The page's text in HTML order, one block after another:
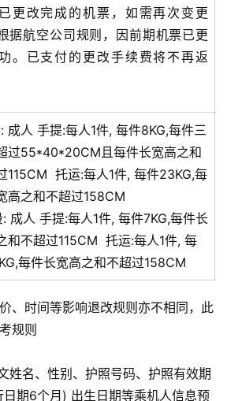
更改完成的机票，如需再次变更
据航空公司规则，因前期机票已更
。已支付的更改手续费将不再返
成人 手提:每人1件, 每件8KG,每件三
过55*40*20CM且每件长宽高之和
115CM 托运:每人1件, 每件23KG,每
高之和不超过158CM
: 成人 手提:每人1件, 每件7KG,每件长
和不超过115CM 托运:每人1件, 每
每件长宽高之和不超过158CM
、时间等影响退改规则亦不相同，此
规则
姓名、性别、护照号码、护照有效期
期6个月) 出生日期等乘机人信息预